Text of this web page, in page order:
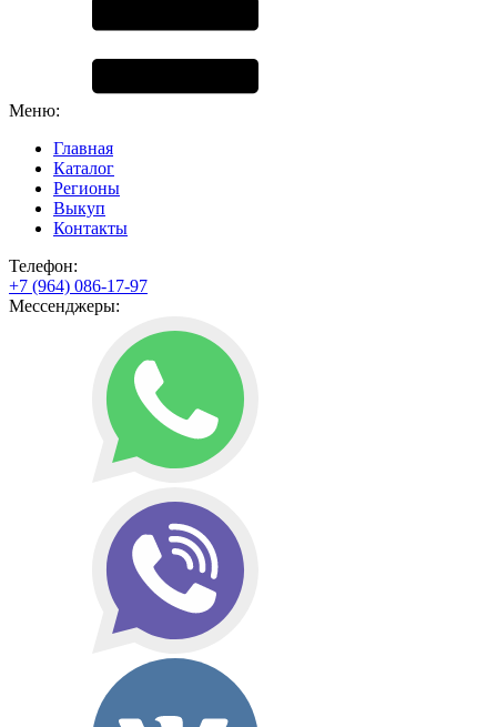
Меню:
Главная
Каталог
Регионы
Выкуп
Контакты
Телефон:
+7 (964) 086-17-97
Мессенджеры: